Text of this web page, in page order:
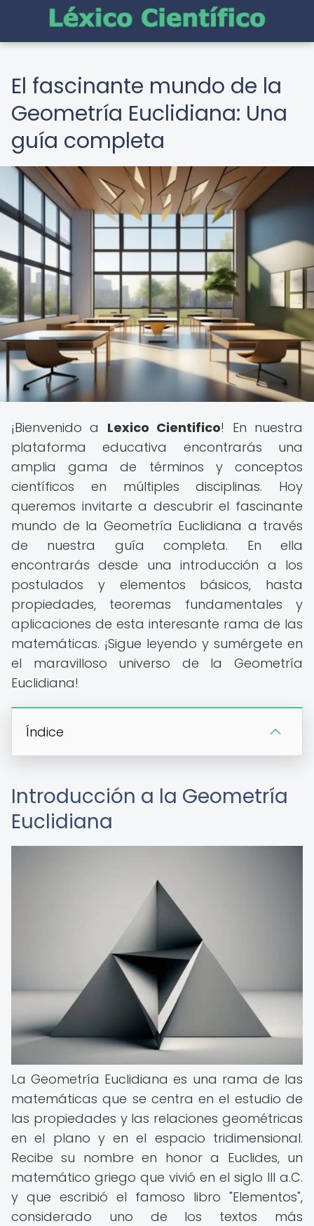
El fascinante mundo de la
Geometría Euclidiana: Una
guía completa
¡Bienvenido a Lexico Cientifico! En nuestra
plataforma educativa encontrarás una
amplia gama de términos y conceptos
científicos en múltiples disciplinas. Hoy
queremos invitarte a descubrir el fascinante
mundo de la Geometría Euclidiana a través
de nuestra guía completa. En ella
encontrarás desde una introducción a los
postulados y elementos básicos, hasta
propiedades, teoremas fundamentales y
aplicaciones de esta interesante rama de las
matemáticas. ¡Sigue leyendo y sumérgete en
el maravilloso universo de la Geometría
Euclidiana!
Índice
Introducción a la Geometría
Euclidiana
La Geometría Euclidiana es una rama de las
matemáticas que se centra en el estudio de
las propiedades y las relaciones geométricas
en el plano y en el espacio tridimensional.
Recibe su nombre en honor a Euclides, un
matemático griego que vivió en el siglo III a.C.
y que escribió el famoso libro "Elementos",
considerado uno de los textos más